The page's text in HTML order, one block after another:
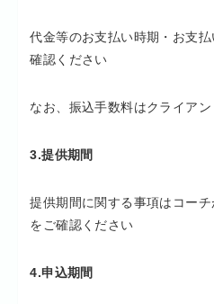
代金等のお支払い時期・お支
確認ください
なお、振込手数料はクライアン
3.提供期間
提供期間に関する事項はコー
をご確認ください
4.申込期間